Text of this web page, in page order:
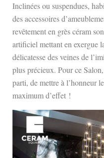
Inclinées ou suspendues,
des accessoires
revêtement en grès céram
artificiel mettant en exergue
délicatesse des veines de
plus précieux. Pour ce
parti, de mettre à l’honneur
maximum d’effet !